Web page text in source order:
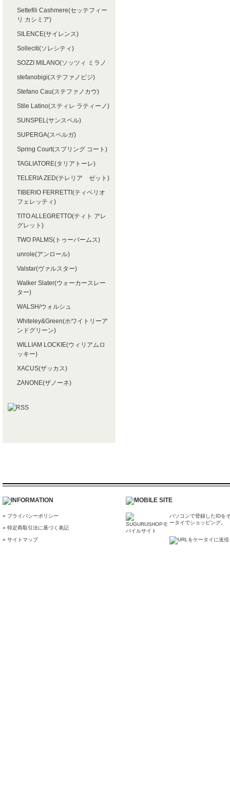
Settefili Cashmere(セッテフィー
リ カシミア)
SILENCE(サイレンス)
Solleciti(ソレシティ)
SOZZI MILANO(ソッツィ ミラノ
stefanobigi(ステファノビジ)
Stefano Cau(ステファノカウ)
Stile Latino(スティレ ラティーノ)
SUNSPEL(サンスペル)
SUPERGA(スペルガ)
Spring Court(スプリング コート)
TAGLIATORE(タリアトーレ)
TELERIA ZED(テレリア ゼット)
TIBERIO FERRETTI(ティベリオ
フェレッティ)
TITO ALLEGRETTO(ティト アレ
グレット)
TWO PALMS(トゥーパームス)
unrole(アンロール)
Valstar(ヴァルスター)
Walker Slater(ウォーカースレー
ター)
WALSH/ウォルシュ
Whiteley&Green(ホワイトリーア
ンドグリーン)
WILLIAM LOCKIE(ウィリアムロ
ッキー)
XACUS(ザッカス)
ZANONE(ザノーネ)
» プライバシーポリシー
» 特定商取引法に基づく表記
» サイトマップ
パソコンで登録したIDを
ータイでショッピング。